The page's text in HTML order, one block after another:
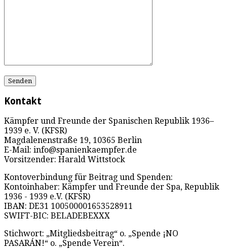
Kontakt
Kämpfer und Freunde der Spanischen Republik 1936–
1939 e. V. (KFSR)
Magdalenenstraße 19, 10365 Berlin
E-Mail: info@spanienkaempfer.de
Vorsitzender: Harald Wittstock
Kontoverbindung für Beitrag und Spenden:
Kontoinhaber: Kämpfer und Freunde der Spa, Republik
1936 - 1939 e.V. (KFSR)
IBAN: DE31 100500001653528911
SWIFT-BIC: BELADEBEXXX
Stichwort: „Mitgliedsbeitrag“ o. „Spende ¡NO
PASARÁN!“ o. „Spende Verein“.